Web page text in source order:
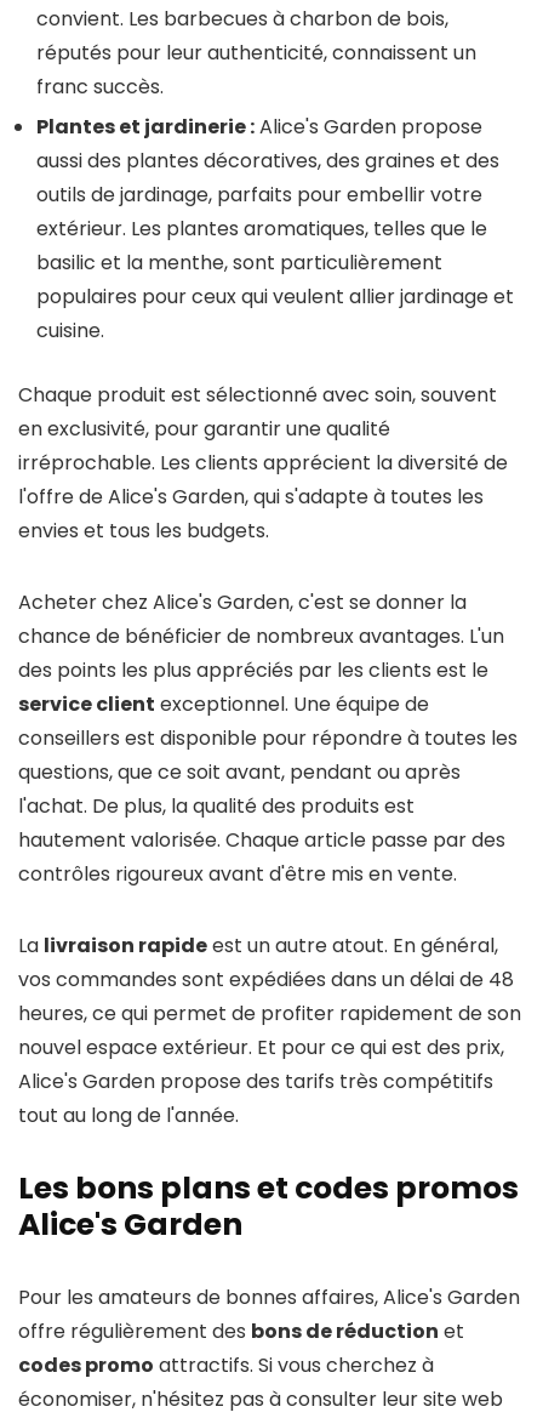
convient. Les barbecues à charbon de bois,
réputés pour leur authenticité, connaissent un
franc succès.
Plantes et jardinerie :Alice's Garden propose
aussi des plantes décoratives, des graines et des
outils de jardinage, parfaits pour embellir votre
extérieur. Les plantes aromatiques, telles que le
basilic et la menthe, sont particulièrement
populaires pour ceux qui veulent allier jardinage et
cuisine.
Chaque produit est sélectionné avec soin, souvent
en exclusivité, pour garantir une qualité
irréprochable. Les clients apprécient la diversité de
l'offre de Alice's Garden, qui s'adapte à toutes les
envies et tous les budgets.
Acheter chez Alice's Garden, c'est se donner la
chance de bénéficier de nombreux avantages. L'un
des points les plus appréciés par les clients est le
service client exceptionnel. Une équipe de
conseillers est disponible pour répondre à toutes les
questions, que ce soit avant, pendant ou après
l'achat. De plus, la qualité des produits est
hautement valorisée. Chaque article passe par des
contrôles rigoureux avant d'être mis en vente.
La livraison rapideest un autre atout. En général,
vos commandes sont expédiées dans un délai de 48
heures, ce qui permet de profiter rapidement de son
nouvel espace extérieur. Et pour ce qui est des prix,
Alice's Garden propose des tarifs très compétitifs
tout au long de l'année.
Les bons plans et codes promos
Alice's Garden
Pour les amateurs de bonnes affaires, Alice's Garden
offre régulièrement des bons de réduction et
codes promo attractifs. Si vous cherchez à
économiser, n'hésitez pas à consulter leur site web